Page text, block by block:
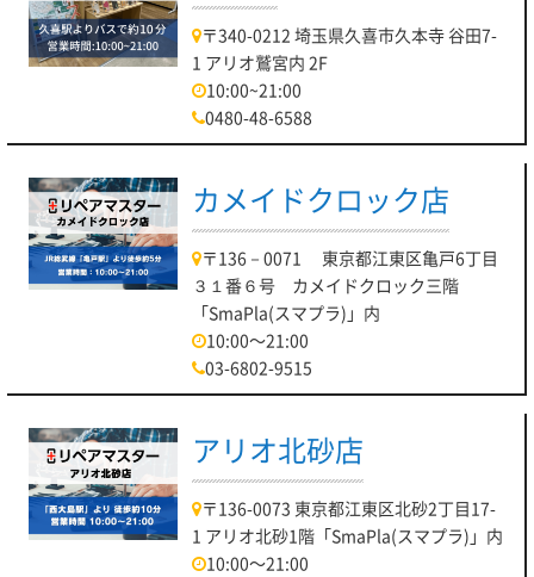
〒340-0212 埼玉県久喜市久本寺 谷田7-
1 アリオ鷲宮内 2F
10:00~21:00
0480-48-6588
カメイドクロック店
〒136－0071 東京都江東区亀戸6丁目
３１番６号 カメイドクロック三階
「SmaPla(スマプラ)」内
10:00～21:00
03-6802-9515
アリオ北砂店
〒136-0073 東京都江東区北砂2丁目17-
1 アリオ北砂1階「SmaPla(スマプラ)」内
10:00～21:00